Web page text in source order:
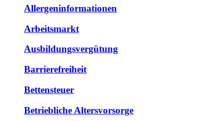
Allergeninformationen
Arbeitsmarkt
Ausbildungsvergütung
Barrierefreiheit
Bettensteuer
Betriebliche Altersvorsorge